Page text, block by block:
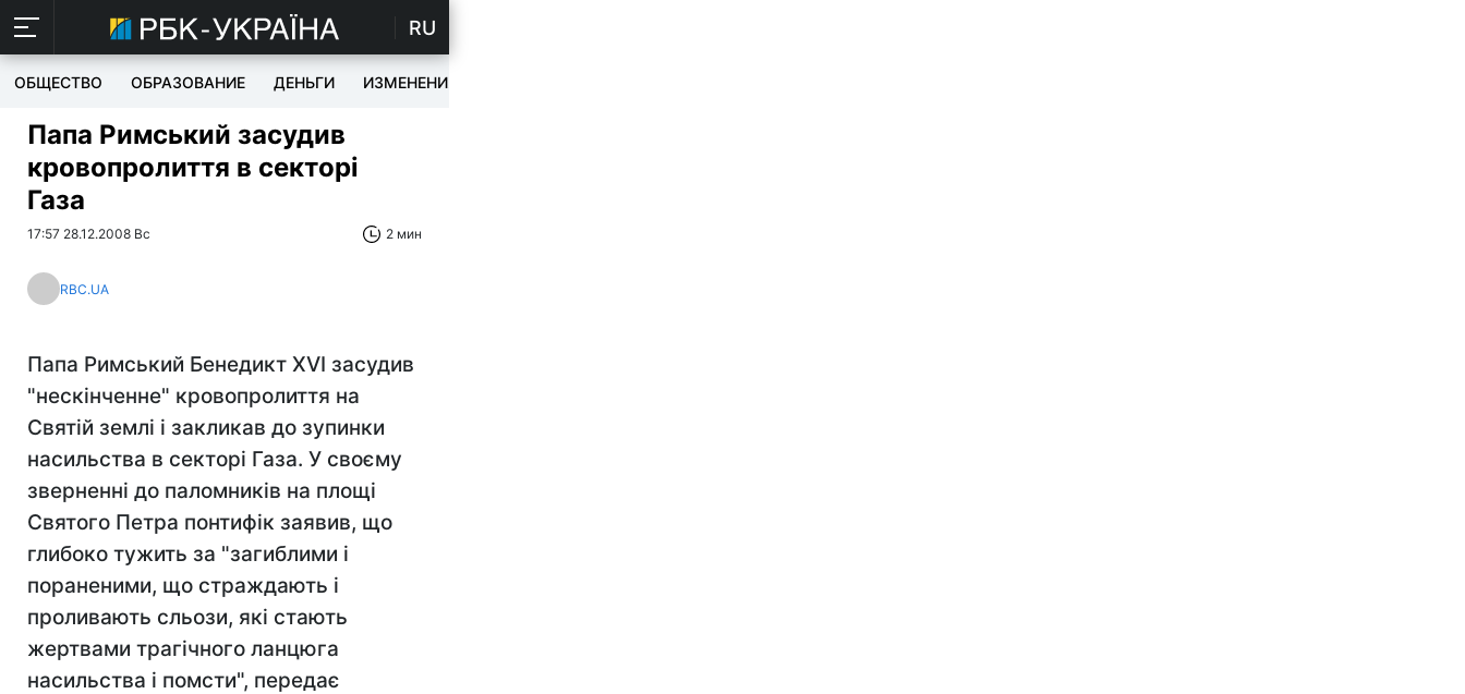
RU
ОБЩЕСТВО ОБРАЗОВАНИЕ ДЕНЬГИ ИЗМЕНЕНИЯ
Папа Римський засудив
кровопролиття в секторі
Газа
17:57 28.12.2008 Вс 2 мин
RBC.UA
Папа Римський Бенедикт XVI засудив
"нескінченне" кровопролиття на
Святій землі і закликав до зупинки
насильства в секторі Газа. У своєму
зверненні до паломників на площі
Святого Петра понтифік заявив, що
глибоко тужить за "загиблими і
пораненими, що страждають і
проливають сльози, які стають
жертвами трагічного ланцюга
насильства і помсти", передає